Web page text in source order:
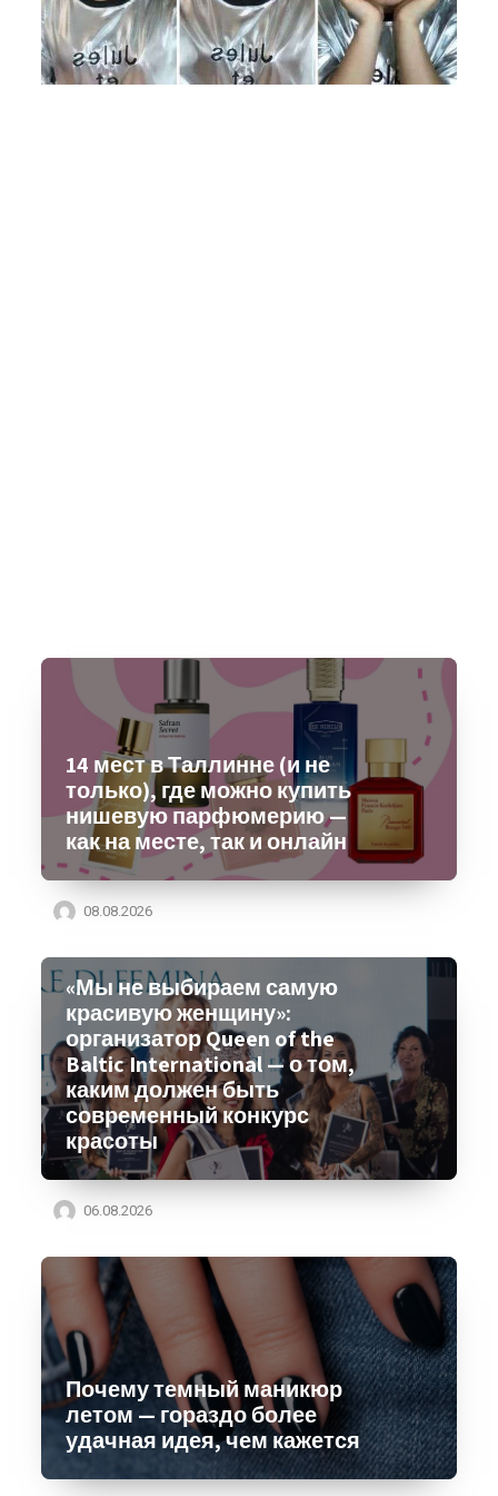
14 мест в Таллинне (и не
только), где можно купить
нишевую парфюмерию —
как на месте, так и онлайн
08.08.2026
«Мы не выбираем самую
красивую женщину»:
организатор Queen of the
Baltic International — о том,
каким должен быть
современный конкурс
красоты
06.08.2026
Почему темный маникюр
летом — гораздо более
удачная идея, чем кажется